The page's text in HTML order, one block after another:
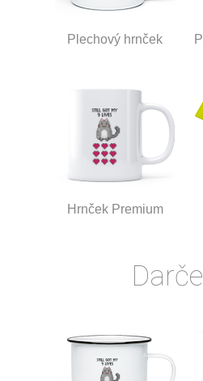
Plechový hrnček
Hrnček Premium